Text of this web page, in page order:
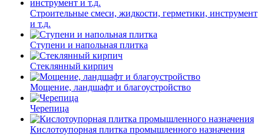
Строительные смеси, жидкости, герметики, инструмент
и т.д.
Ступени и напольная плитка
Cтеклянный кирпич
Мощение, ландшафт и благоустройство
Черепица
Кислотоупорная плитка промышленного назначения